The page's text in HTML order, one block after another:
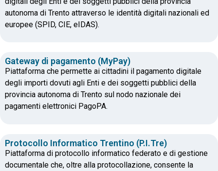
autonoma di Trento attraverso le identità digitali nazionali ed
europee (SPID, CIE, eIDAS).
Gateway di pagamento (MyPay)
Piattaforma che permette ai cittadini il pagamento digitale
degli importi dovuti agli Enti e dei soggetti pubblici della
provincia autonoma di Trento sul nodo nazionale dei
pagamenti elettronici PagoPA.
Protocollo Informatico Trentino (P.I.Tre)
Piattaforma di protocollo informatico federato e di gestione
documentale che, oltre alla protocollazione, consente la